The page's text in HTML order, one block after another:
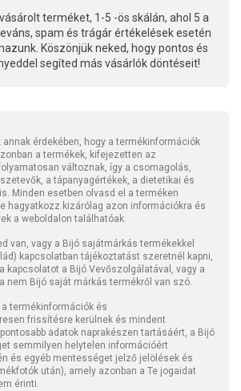
terméket, 1-5 -ös skálán, ahol 5 a
spam és trágár értékelések esetén
Köszönjük neked, hogy pontos és
segíted más vásárlók döntéseit!
érdekében, hogy a termékinformációk
a termékek, kifejezetten az
változnak, így a csomagolás,
a tápanyagértékek, a dietetikai és
Minden esetben olvasd el a terméken
hagyatkozz kizárólag azon információkra és
a weboldalon találhatóak.
van, vagy a Bijó sajátmárkás termékekkel
kapcsolatban tájékoztatást szeretnél kapni,
kapcsolatot a Bijó Vevőszolgálatával, vagy a
nem Bijó saját márkás termékről van szó.
termékinformációk és
frissítésre kerülnek és mindent
adatok naprakészen tartásáért, a Bijó
semmilyen helytelen információért
és egyéb mentességet jelző jelölések és
után), amely azonban a Te jogaidat
érinti.